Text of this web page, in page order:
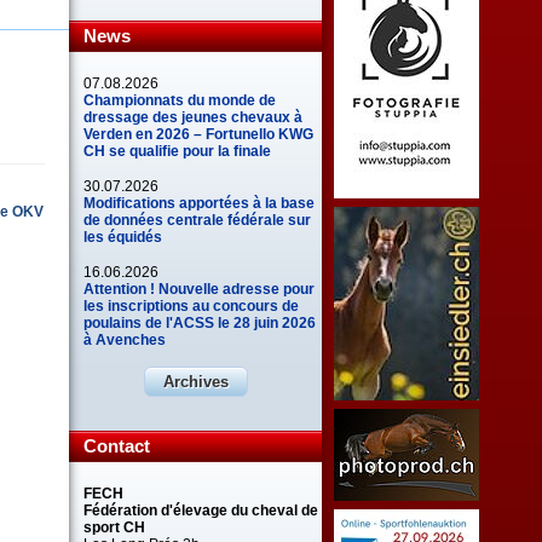
OKV
News
07.08.2026
Championnats du monde de
dressage des jeunes chevaux à
Verden en 2026 – Fortunello KWG
CH se qualifie pour la finale
30.07.2026
Modifications apportées à la base
de données centrale fédérale sur
les équidés
16.06.2026
Attention ! Nouvelle adresse pour
les inscriptions au concours de
poulains de l'ACSS le 28 juin 2026
à Avenches
Archives
Contact
FECH
Fédération d'élevage du cheval de
sport CH